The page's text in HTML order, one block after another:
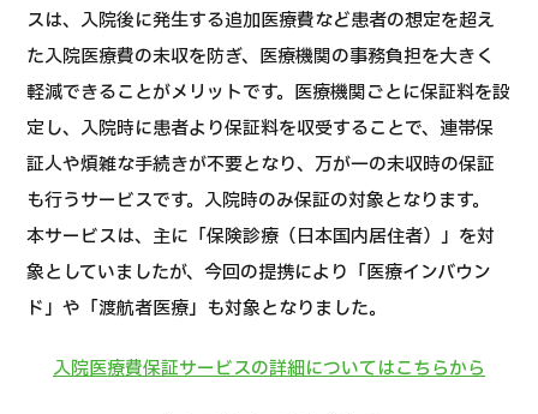
Tìm theo bộ phận / bệnh
Tìm theo xét nghiệm / phương pháp /
cách điều trị
Tìm kiếm y học thẩm mỹ
Nội dung nổi bật
Tin tức
Dành cho cơ sở y tế
スは、入院後に発生する追加医療費など患者の想定を超え
た入院医療費の未収を防ぎ、医療機関の事務負担を大きく
軽減できることがメリットです。医療機関ごとに保証料を設
定し、入院時に患者より保証料を収受することで、連帯保
証人や煩雑な手続きが不要となり、万が一の未収時の保証
も行うサービスです。入院時のみ保証の対象となります。
本サービスは、主に「保険診療（日本国内居住者）」を対
象としていましたが、今回の提携により「医療インバウン
ド」や「渡航者医療」も対象となりました。
入院医療費保証サービスの詳細についてはこちらから